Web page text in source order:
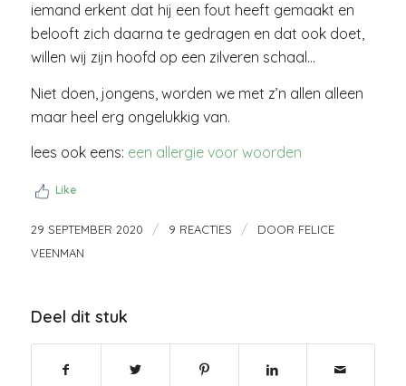
iemand erkent dat hij een fout heeft gemaakt en
belooft zich daarna te gedragen en dat ook doet,
willen wij zijn hoofd op een zilveren schaal…
Niet doen, jongens, worden we met z’n allen alleen
maar heel erg ongelukkig van.
lees ook eens: een allergie voor woorden
Like
29 SEPTEMBER 2020 / 9 REACTIES / DOOR FELICE
VEENMAN
Deel dit stuk